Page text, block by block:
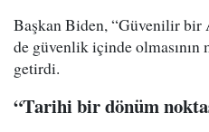
Başkan Biden, “Güvenilir
de güvenlik içinde olmasının
getirdi.
“Tarihi bir dönüm